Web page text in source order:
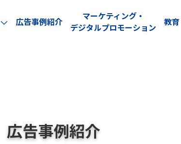
arrow_forward_ios 広告事例紹介
マーケティング・
デジタルプロモーション
教育
広告事例紹介